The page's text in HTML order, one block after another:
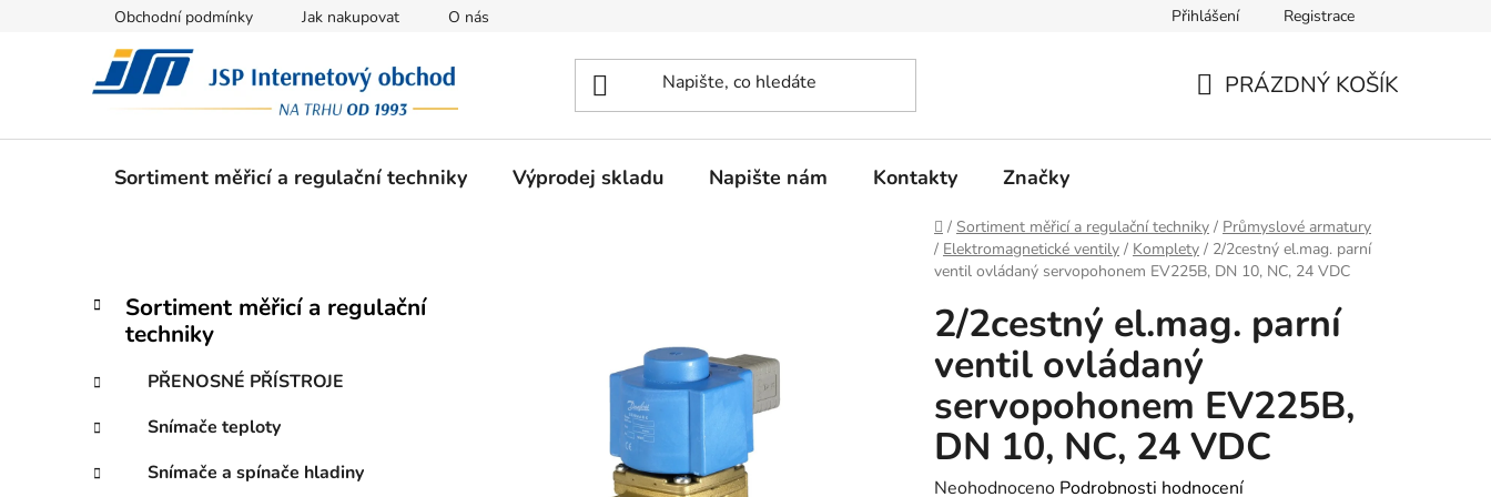
Obchodní podmínky Jak nakupovat O nás Přihlášení Registrace
PRÁZDNÝ KOŠÍK
Sortiment měřicí a regulační techniky Výprodej skladu Napište nám Kontakty Značky
Domů
/ Sortiment měřicí a regulační techniky / Průmyslové armatury
/ Elektromagnetické ventily / Komplety / 2/2cestný el.mag. parní
ventil ovládaný servopohonem EV225B, DN 10, NC, 24 VDC
P
t
a
n
Přeskočit
kategorie
K
a
g
r
i
e
Sortiment měřicí a regulační
techniky
PŘENOSNÉ PŘÍSTROJE
Snímače teploty
Snímače a spínače hladiny
2/2cestný el.mag. parní
ventil ovládaný
servopohonem EV225B,
DN 10, NC, 24 VDC
Průměrné
Neohodnoceno Podrobnosti hodnocení